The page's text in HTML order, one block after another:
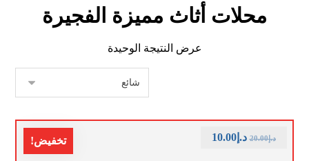
محلات أثاث مميزة الفجيرة
عرض النتيجة الوحيدة
تخفيض! د.إ20.00 د.إ10.00